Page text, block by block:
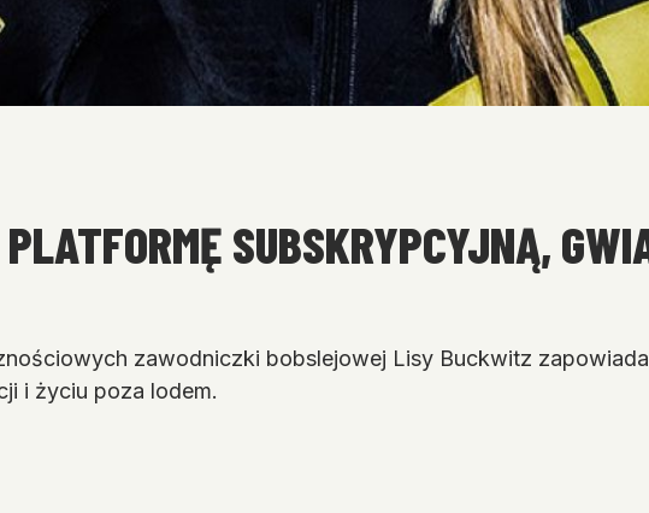
PLATFORMĘ SUBSKRYPCYJNĄ,
zawodniczki bobslejowej Lisy Buckwitz
i życiu poza lodem.